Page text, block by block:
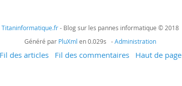
Titaninformatique.fr- Blog sur les pannes informatique © 2018
Généré par PluXml en 0.029s -Administration
Fil des articles Fil des commentaires Haut de page